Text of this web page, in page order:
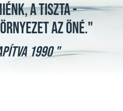
A TISZTA -
AZ ÖNÉ."
1990 "